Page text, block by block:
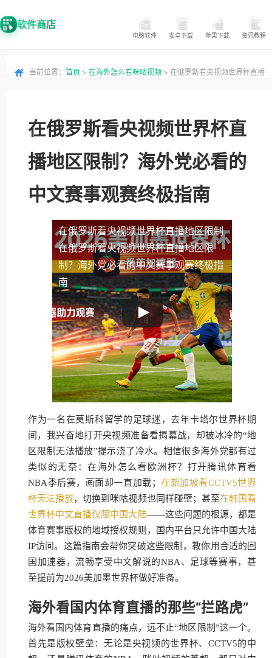
软件商店
电脑软件 安卓下载 苹果下载 资讯教程
当前位置： 首页 > 在海外怎么看咪咕视频 > 在俄罗斯看央视频世界杯直播
在俄罗斯看央视频世界杯直
播地区限制？海外党必看的
中文赛事观赛终极指南
在俄罗斯看央视频世界杯直播地区限制
在俄罗斯看央视频世界杯直播地区限
制？海外党必看的中文赛事观赛终极指
南
作为一名在莫斯科留学的足球迷，去年卡塔尔世界杯期
间，我兴奋地打开央视频准备看揭幕战，却被冰冷的“地
区限制无法播放”提示浇了冷水。相信很多海外党都有过
类似的无奈：在海外怎么看欧洲杯？打开腾讯体育看
NBA季后赛，画面却一直加载； 在新加坡看CCTV5世界
杯无法播放，切换到咪咕视频也同样碰壁；甚至在韩国看
世界杯中文直播仅限中国大陆——这些问题的根源，都是
体育赛事版权的地域授权规则，国内平台只允许中国大陆
IP访问。这篇指南会帮你突破这些限制，教你用合适的回
国加速器，流畅享受中文解说的NBA、足球等赛事，甚
至提前为2026美加墨世界杯做好准备。
海外看国内体育直播的那些“拦路虎”
海外看国内体育直播的痛点，远不止“地区限制”这一个。
首先是版权壁垒：无论是央视频的世界杯、CCTV5的中